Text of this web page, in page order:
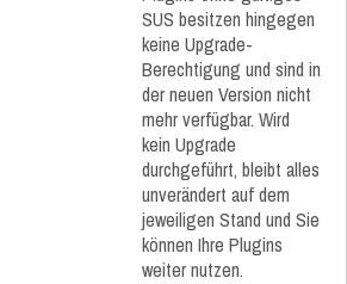
SUS besitzen hingegen
keine Upgrade-
Berechtigung und sind in
der neuen Version nicht
mehr verfügbar. Wird
kein Upgrade
durchgeführt, bleibt alles
unverändert auf dem
jeweiligen Stand und Sie
können Ihre Plugins
weiter nutzen.